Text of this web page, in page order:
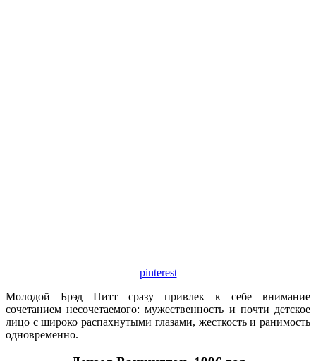
pinterest
Молодой Брэд Питт сразу привлек к себе внимание
сочетанием несочетаемого: мужественность и почти детское
лицо с широко распахнутыми глазами, жесткость и ранимость
одновременно.